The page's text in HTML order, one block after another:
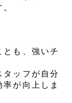
も、強いチ
ッフが自分
が向上しま